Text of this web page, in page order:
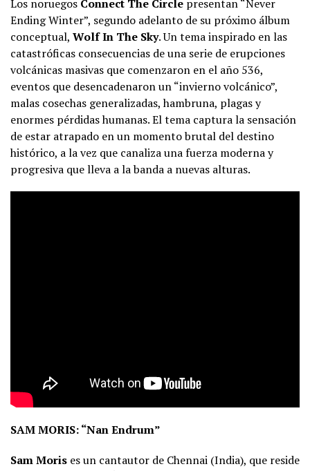
Los noruegos Connect The Circle presentan “Never
Ending Winter”, segundo adelanto de su próximo álbum
conceptual, Wolf In The Sky. Un tema inspirado en las
catastróficas consecuencias de una serie de erupciones
volcánicas masivas que comenzaron en el año 536,
eventos que desencadenaron un “invierno volcánico”,
malas cosechas generalizadas, hambruna, plagas y
enormes pérdidas humanas. El tema captura la sensación
de estar atrapado en un momento brutal del destino
histórico, a la vez que canaliza una fuerza moderna y
progresiva que lleva a la banda a nuevas alturas.
SAM MORIS: “Nan Endrum”
Sam Moris es un cantautor de Chennai (India), que reside